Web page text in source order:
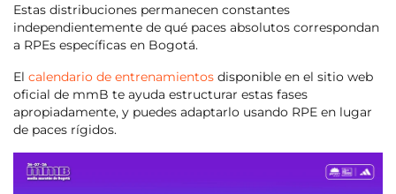
Estas distribuciones permanecen constantes
independientemente de qué paces absolutos correspondan
a RPEs específicas en Bogotá.
El calendario de entrenamientos disponible en el sitio web
oficial de mmB te ayuda estructurar estas fases
apropiadamente, y puedes adaptarlo usando RPE en lugar
de paces rígidos.